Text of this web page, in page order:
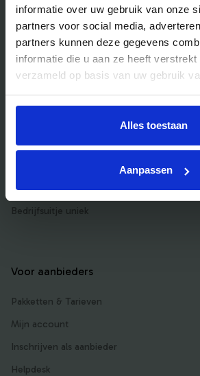
informatie over uw gebruik van onze
partners voor social media,
partners kunnen deze gegevens
informatie die u aan ze heeft verstrekt
verzameld op basis van uw gebruik
Alles toestaan
Aanpassen
Blog
Veelgestelde vragen
Bedrijfsuitjes
Bedrijfsuitje outdoor
Bedrijfsuitje indoor
Bedrijfsuitje Brabant
Bedrijfsuitje Limburg
Bedrijfsuitje uniek
Voor aanbieders
Pakketten & Tarieven
Mijn account
Inschrijven als aanbieder
Helpdesk